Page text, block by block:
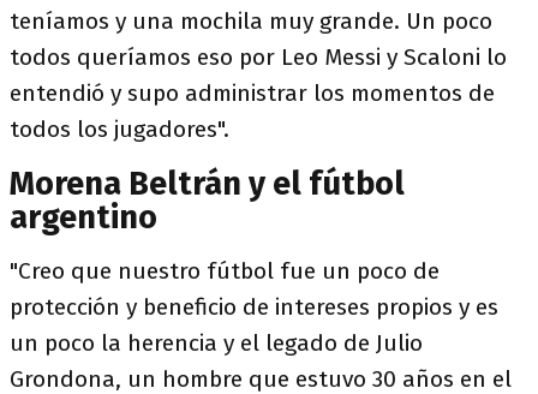
teníamos y una mochila muy grande. Un poco
todos queríamos eso por Leo Messi y Scaloni lo
entendió y supo administrar los momentos de
todos los jugadores".
Morena Beltrán y el fútbol
argentino
"Creo que nuestro fútbol fue un poco de
protección y beneficio de intereses propios y es
un poco la herencia y el legado de Julio
Grondona, un hombre que estuvo 30 años en el